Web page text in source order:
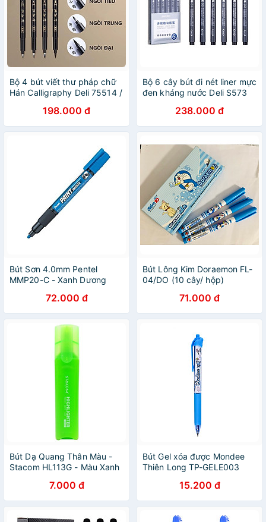
Bộ 4 bút viết thư pháp chữ
Hán Calligraphy Deli 75514 /
thêm mực198.000 đ
Bộ 6 cây bút đi nét liner mực
đen kháng nước Deli S573
phác thảo238.000 đ
Bút Sơn 4.0mm Pentel
MMP20-C - Xanh Dương
72.000 đ
Bút Lông Kim Doraemon FL-
04/DO (10 cây/ hộp)
71.000 đ
Bút Dạ Quang Thân Màu -
Stacom HL113G - Màu Xanh
7.000 đ
Bút Gel xóa được Mondee
Thiên Long TP-GELE003
15.200 đ